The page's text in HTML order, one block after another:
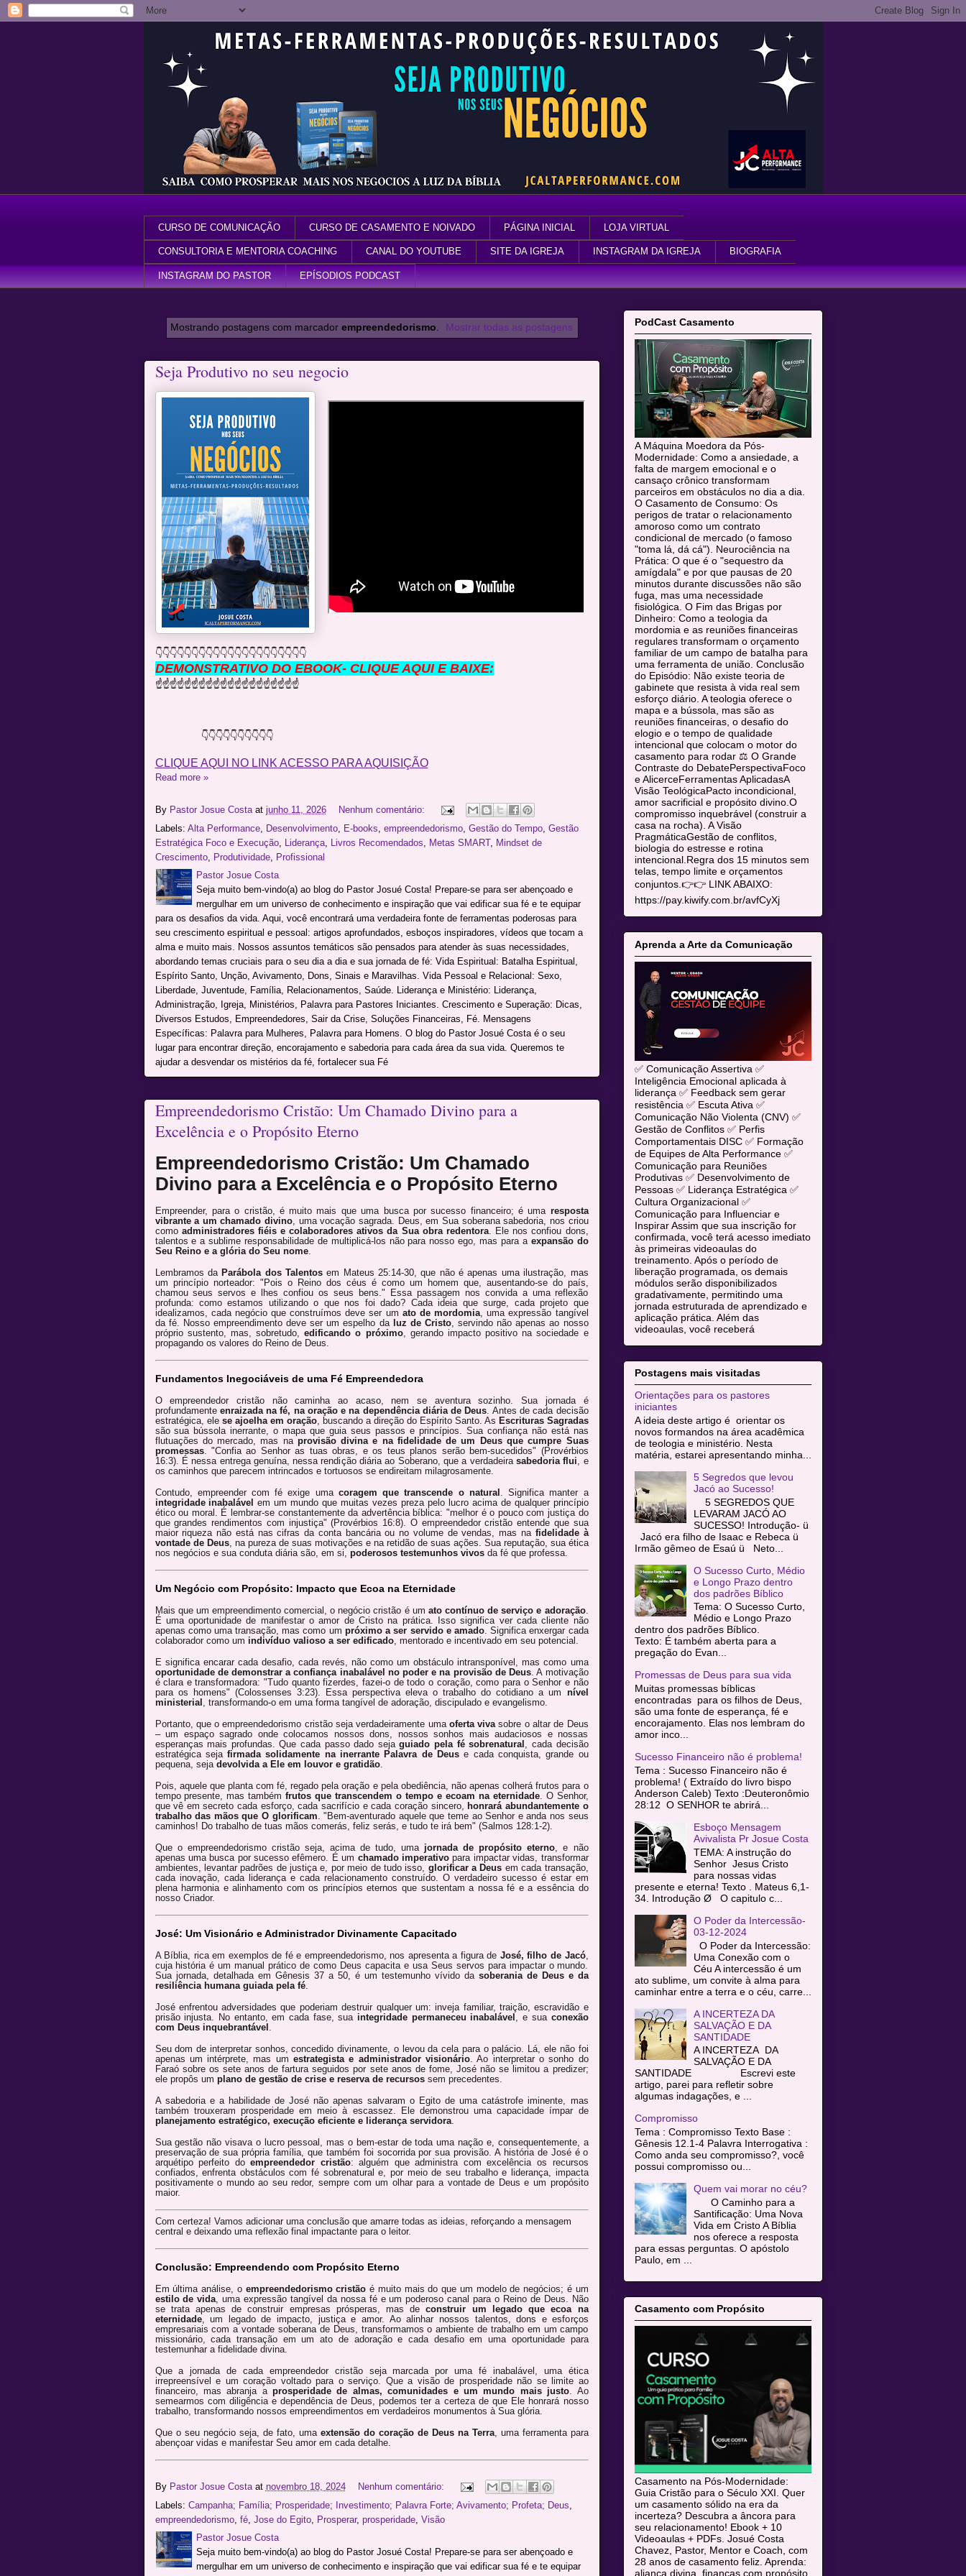
CURSO DE COMUNICAÇÃO CURSO DE CASAMENTO E NOIVADO PÁGINA INICIAL LOJA VIRTUAL
CONSULTORIA E MENTORIA COACHING CANAL DO YOUTUBE SITE DA IGREJA INSTAGRAM DA IGREJA BIOGRAFIA
INSTAGRAM DO PASTOR EPÍSODIOS PODCAST
Mostrando postagens com marcador empreendedorismo Mostrar todas as postagens
Seja Produtivo no seu negocio
👇👇👇👇👇👇👇👇👇👇👇👇👇👇👇👇👇👇👇👇👇
DEMONSTRATIVO DO EBOOK- CLIQUE AQUI E BAIXE:
☝☝☝☝☝☝☝☝☝☝☝☝☝☝☝☝☝☝☝☝
👇👇👇👇👇👇👇👇👇👇
CLIQUE AQUI NO LINK ACESSO PARA AQUISIÇÃO
Read more »
By Pastor Josue Costa at junho 11, 2026
Nenhum comentário:
Labels: Alta Performance, Desenvolvimento, E-books, empreendedorismo, Gestão do Tempo, Gestão
Estratégica Foco e Execução, Liderança, Livros Recomendados, Metas SMART, Mindset de
Crescimento, Produtividade, Profissional
Pastor Josue Costa
Seja muito bem-vindo(a) ao blog do Pastor Josué Costa! Prepare-se para ser abençoado e
mergulhar em um universo de conhecimento e inspiração que vai edificar sua fé e te equipar
para os desafios da vida. Aqui, você encontrará uma verdadeira fonte de ferramentas poderosas para
seu crescimento espiritual e pessoal: artigos aprofundados, esboços inspiradores, vídeos que tocam a
alma e muito mais. Nossos assuntos temáticos são pensados para atender às suas necessidades,
abordando temas cruciais para o seu dia a dia e sua jornada de fé: Vida Espiritual: Batalha Espiritual,
Espírito Santo, Unção, Avivamento, Dons, Sinais e Maravilhas. Vida Pessoal e Relacional: Sexo,
Liberdade, Juventude, Família, Relacionamentos, Saúde. Liderança e Ministério: Liderança,
Administração, Igreja, Ministérios, Palavra para Pastores Iniciantes. Crescimento e Superação: Dicas,
Diversos Estudos, Empreendedores, Sair da Crise, Soluções Financeiras, Fé. Mensagens
Específicas: Palavra para Mulheres, Palavra para Homens. O blog do Pastor Josué Costa é o seu
lugar para encontrar direção, encorajamento e sabedoria para cada área da sua vida. Queremos te
ajudar a desvendar os mistérios da fé, fortalecer sua Fé
Empreendedorismo Cristão: Um Chamado Divino para a
Excelência e o Propósito Eterno
Empreendedorismo Cristão: Um Chamado
Divino para a Excelência e o Propósito Eterno
Empreender, para o cristão, é muito mais que uma busca por sucesso financeiro; é uma resposta
vibrante a um chamado divino, uma vocação sagrada. Deus, em Sua soberana sabedoria, nos criou
como administradores fiéis e colaboradores ativos da Sua obra redentora. Ele nos confiou dons,
talentos e a sublime responsabilidade de multiplicá-los não para nosso ego, mas para a expansão do
Seu Reino e a glória do Seu nome.
Lembramos da Parábola dos Talentosem Mateus 25:14-30, que não é apenas uma ilustração, mas
um princípio norteador: "Pois o Reino dos céus é como um homem que, ausentando-se do país,
chamou seus servos e lhes confiou os seus bens." Essa passagem nos convida a uma reflexão
profunda: como estamos utilizando o que nos foi dado? Cada ideia que surge, cada projeto que
idealizamos, cada negócio que construímos deve ser um ato de mordomia, uma expressão tangível
da fé. Nosso empreendimento deve ser um espelho da luz de Cristo, servindo não apenas ao nosso
próprio sustento, mas, sobretudo,edificando o próximo, gerando impacto positivo na sociedade e
propagando os valores do Reino de Deus.
Fundamentos Inegociáveis de uma Fé Empreendedora
O empreendedor cristão não caminha ao acaso, nem se aventura sozinho. Sua jornada é
profundamente enraizada na fé, na oração e na dependência diária de Deus. Antes de cada decisão
estratégica, ele se ajoelha em oração, buscando a direção do Espírito Santo. As Escrituras Sagradas
são sua bússola inerrante, o mapa que guia seus passos e princípios. Sua confiança não está nas
flutuações do mercado, mas na provisão divina e na fidelidade de um Deus que cumpre Suas
promessas. "Confia ao Senhor as tuas obras, e os teus planos serão bem-sucedidos" (Provérbios
16:3). É nessa entrega genuína, nessa rendição diária ao Soberano, que a verdadeira sabedoria flui, e
os caminhos que parecem intrincados e tortuosos se endireitam milagrosamente.
Contudo, empreender com fé exige uma coragem que transcende o natural . Significa manter a
integridade inabalável em um mundo que muitas vezes preza pelo lucro acima de qualquer princípio
ético ou moral. É lembrar-se constantemente da advertência bíblica: "melhor é o pouco com justiça do
que grandes rendimentos com injustiça" (Provérbios 16:8). O empreendedor cristão entende que sua
maior riqueza não está nas cifras da conta bancária ou no volume de vendas, mas na fidelidade à
vontade de Deus, na pureza de suas motivações e na retidão de suas ações. Sua reputação, sua ética
nos negócios e sua conduta diária são, em si, poderosos testemunhos vivosda fé que professa.
Um Negócio com Propósito: Impacto que Ecoa na Eternidade
Mais que um empreendimento comercial, o negócio cristão é um ato contínuo de serviço e adoração.
É uma oportunidade de manifestar o amor de Cristo na prática. Isso significa ver cada cliente não
apenas como uma transação, mas como um próximo a ser servido e amado. Significa enxergar cada
colaborador como um indivíduo valioso a ser edificado, mentorado e incentivado em seu potencial.
E significa encarar cada desafio, cada revés, não como um obstáculo intransponível, mas como uma
oportunidade de demonstrar a confiança inabalável no poder e na provisão de Deus. A motivação
é clara e transformadora: "Tudo quanto fizerdes, fazei-o de todo o coração, como para o Senhor e não
para os homens" (Colossenses 3:23). Essa perspectiva eleva o trabalho do cotidiano a um nível
ministerial , transformando-o em uma forma tangível de adoração, discipulado e evangelismo.
Portanto, que o empreendedorismo cristão seja verdadeiramente uma oferta vivasobre o altar de Deus
– um espaço sagrado onde colocamos nossos dons, nossos sonhos mais audaciosos e nossas
esperanças mais profundas. Que cada passo dado sejaguiado pela fé sobrenatural , cada decisão
estratégica sejafirmada solidamente na inerrante Palavra de Deuse cada conquista, grande ou
pequena, seja devolvida a Ele em louvor e gratidão.
Pois, aquele que planta com fé, regado pela oração e pela obediência, não apenas colherá frutos para o
tempo presente, mas tambémfrutos que transcendem o tempo e ecoam na eternidade. O Senhor,
que vê em secreto cada esforço, cada sacrifício e cada coração sincero, honrará abundantemente o
trabalho das mãos que O glorificam. "Bem-aventurado aquele que teme ao Senhor e anda nos seus
caminhos! Do trabalho de tuas mãos comerás, feliz serás, e tudo te irá bem" (Salmos 128:1-2).
Que o empreendedorismo cristão seja, acima de tudo, uma jornada de propósito eterno, e não
apenas uma busca por sucesso efêmero. É um chamado imperativopara impactar vidas, transformar
ambientes, levantar padrões de justiça e, por meio de tudo isso, glorificar a Deus em cada transação,
cada inovação, cada liderança e cada relacionamento construído. O verdadeiro sucesso é estar em
plena harmonia e alinhamento com os princípios eternos que sustentam a nossa fé e a essência do
nosso Criador.
José: Um Visionário e Administrador Divinamente Capacitado
A Bíblia, rica em exemplos de fé e empreendedorismo, nos apresenta a figura de José, filho de Jacó,
cuja história é um manual prático de como Deus capacita e usa Seus servos para impactar o mundo.
Sua jornada, detalhada em Gênesis 37 a 50, é um testemunho vívido da soberania de Deus e da
resiliência humana guiada pela fé.
José enfrentou adversidades que poderiam destruir qualquer um: inveja familiar, traição, escravidão e
prisão injusta. No entanto, em cada fase, sua integridade permaneceu inabalável , e sua conexão
com Deus inquebrantável .
Seu dom de interpretar sonhos, concedido divinamente, o levou da cela para o palácio. Lá, ele não foi
apenas um intérprete, mas umestrategista e administrador visionário. Ao interpretar o sonho do
Faraó sobre os sete anos de fartura seguidos por sete anos de fome, José não se limitou a predizer;
ele propôs um plano de gestão de crise e reserva de recursossem precedentes.
A sabedoria e a habilidade de José não apenas salvaram o Egito de uma catástrofe iminente, mas
também trouxeram prosperidade em meio à escassez. Ele demonstrou uma capacidade ímpar de
planejamento estratégico, execução eficiente e liderança servidora.
Sua gestão não visava o lucro pessoal, mas o bem-estar de toda uma nação e, consequentemente, a
preservação de sua própria família, que também foi socorrida por sua provisão. A história de José é o
arquétipo perfeito doempreendedor cristão: alguém que administra com excelência os recursos
confiados, enfrenta obstáculos com fé sobrenatural e, por meio de seu trabalho e liderança, impacta
positivamente o mundo ao seu redor, sempre com um olhar para a vontade de Deus e um propósito
maior.
Com certeza! Vamos adicionar uma conclusão que amarre todas as ideias, reforçando a mensagem
central e deixando uma reflexão final impactante para o leitor.
Conclusão: Empreendendo com Propósito Eterno
Em última análise, o empreendedorismo cristão é muito mais do que um modelo de negócios; é um
estilo de vida, uma expressão tangível da nossa fé e um poderoso canal para o Reino de Deus. Não
se trata apenas de construir empresas prósperas, mas deconstruir um legado que ecoa na
eternidade, um legado de impacto, justiça e amor. Ao alinhar nossos talentos, dons e esforços
empresariais com a vontade soberana de Deus, transformamos o ambiente de trabalho em um campo
missionário, cada transação em um ato de adoração e cada desafio em uma oportunidade para
testemunhar a fidelidade divina.
Que a jornada de cada empreendedor cristão seja marcada por uma fé inabalável, uma ética
irrepreensível e um coração voltado para o serviço. Que a visão de prosperidade não se limite ao
financeiro, mas abranja aprosperidade de almas, comunidades e um mundo mais justo. Ao
semearmos com diligência e dependência de Deus, podemos ter a certeza de que Ele honrará nosso
trabalho, transformando nossos empreendimentos em verdadeiros monumentos à Sua glória.
Que o seu negócio seja, de fato, uma extensão do coração de Deus na Terra, uma ferramenta para
abençoar vidas e manifestar Seu amor em cada detalhe.
By Pastor Josue Costa at novembro 18, 2024
Nenhum comentário:
Labels: Campanha; Família; Prosperidade; Investimento; Palavra Forte; Avivamento; Profeta; Deus,
empreendedorismo, fé, Jose do Egito, Prosperar, prosperidade, Visão
Pastor Josue Costa
Seja muito bem-vindo(a) ao blog do Pastor Josué Costa! Prepare-se para ser abençoado e
mergulhar em um universo de conhecimento e inspiração que vai edificar sua fé e te equipar
PodCast Casamento
A Máquina Moedora da Pós-
Modernidade: Como a ansiedade, a
falta de margem emocional e o
cansaço crônico transformam
parceiros em obstáculos no dia a dia.
O Casamento de Consumo: Os
perigos de tratar o relacionamento
amoroso como um contrato
condicional de mercado (o famoso
"toma lá, dá cá"). Neurociência na
Prática: O que é o "sequestro da
amígdala" e por que pausas de 20
minutos durante discussões não são
fuga, mas uma necessidade
fisiológica. O Fim das Brigas por
Dinheiro: Como a teologia da
mordomia e as reuniões financeiras
regulares transformam o orçamento
familiar de um campo de batalha para
uma ferramenta de união. Conclusão
do Episódio: Não existe teoria de
gabinete que resista à vida real sem
esforço diário. A teologia oferece o
mapa e a bússola, mas são as
reuniões financeiras, o desafio do
elogio e o tempo de qualidade
intencional que colocam o motor do
casamento para rodar ⚖️ O Grande
Contraste do DebatePerspectivaFoco
e AlicerceFerramentas AplicadasA
Visão TeológicaPacto incondicional,
amor sacrificial e propósito divino.O
compromisso inquebrável (construir a
casa na rocha). A Visão
PragmáticaGestão de conflitos,
biologia do estresse e rotina
intencional.Regra dos 15 minutos sem
telas, tempo limite e orçamentos
conjuntos.👉👉 LINK ABAIXO:
https://pay.kiwify.com.br/avfCyXj
Aprenda a Arte da Comunicação
✅ Comunicação Assertiva ✅
Inteligência Emocional aplicada à
liderança ✅ Feedback sem gerar
resistência ✅ Escuta Ativa ✅
Comunicação Não Violenta (CNV) ✅
Gestão de Conflitos ✅ Perfis
Comportamentais DISC ✅ Formação
de Equipes de Alta Performance ✅
Comunicação para Reuniões
Produtivas ✅ Desenvolvimento de
Pessoas ✅ Liderança Estratégica ✅
Cultura Organizacional ✅
Comunicação para Influenciar e
Inspirar Assim que sua inscrição for
confirmada, você terá acesso imediato
às primeiras videoaulas do
treinamento. Após o período de
liberação programada, os demais
módulos serão disponibilizados
gradativamente, permitindo uma
jornada estruturada de aprendizado e
aplicação prática. Além das
videoaulas, você receberá
Postagens mais visitadas
Orientações para os pastores
iniciantes
A ideia deste artigo é orientar os
novos formandos na área acadêmica
de teologia e ministério. Nesta
matéria, estarei apresentando minha...
5 Segredos que levou
Jacó ao Sucesso!
5 SEGREDOS QUE
LEVARAM JACÓ AO
SUCESSO! Introdução- ü
Jacó era filho de Isaac e Rebeca ü
Irmão gêmeo de Esaú ü Neto...
O Sucesso Curto, Médio
e Longo Prazo dentro
dos padrões Bíblico
Tema: O Sucesso Curto,
Médio e Longo Prazo
dentro dos padrões Bíblico.
Texto: É também aberta para a
pregação do Evan...
Promessas de Deus para sua vida
Muitas promessas bíblicas
encontradas para os filhos de Deus,
são uma fonte de esperança, fé e
encorajamento. Elas nos lembram do
amor inco...
Sucesso Financeiro não é problema!
Tema : Sucesso Financeiro não é
problema! ( Extraído do livro bispo
Anderson Caleb) Texto :Deuteronômio
28:12 O SENHOR te abrirá...
Esboço Mensagem
Avivalista Pr Josue Costa
TEMA: A instrução do
Senhor Jesus Cristo
para nossas vidas
presente e eterna! Texto . Mateus 6,1-
34. Introdução Ø O capitulo c...
O Poder da Intercessão-
03-12-2024
O Poder da Intercessão:
Uma Conexão com o
Céu A intercessão é um
ato sublime, um convite à alma para
caminhar entre a terra e o céu, carre...
A INCERTEZA DA
SALVAÇÃO E DA
SANTIDADE
A INCERTEZA DA
SALVAÇÃO E DA
SANTIDADE Escrevi este
artigo, parei para refletir sobre
algumas indagações, e ...
Compromisso
Tema : Compromisso Texto Base :
Gênesis 12.1-4 Palavra Interrogativa :
Como anda seu compromisso?, você
possui compromisso ou...
Quem vai morar no céu?
O Caminho para a
Santificação: Uma Nova
Vida em Cristo A Bíblia
nos oferece a resposta
para essas perguntas. O apóstolo
Paulo, em ...
Casamento com Propósito
Casamento na Pós-Modernidade:
Guia Cristão para o Século XXI. Quer
um casamento sólido na era da
incerteza? Descubra a âncora para
seu relacionamento! Ebook + 10
Videoaulas + PDFs. Josué Costa
Chavez, Pastor, Mentor e Coach, com
28 anos de casamento feliz. Aprenda:
aliança divina, finanças com propósito,